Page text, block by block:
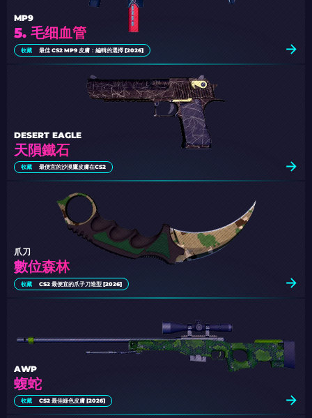
5. 毛细血管
MP9
收藏 最佳 CS2 MP9 皮膚：編輯的選擇 [2026]
天隕鐵石
DESERT EAGLE
收藏 最便宜的沙漠鷹皮膚在CS2
數位森林
爪刀
收藏 CS2 最便宜的爪子刀造型 [2026]
蝮蛇
AWP
收藏 CS2 最佳綠色皮膚 [2026]